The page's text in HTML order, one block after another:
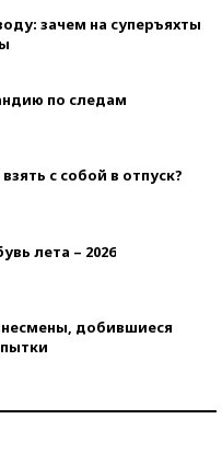
зачем на суперъяхты
по следам
с собой в отпуск?
лета – 2026
добившиеся